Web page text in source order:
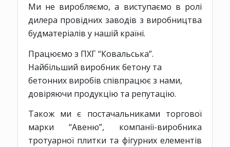
Ми не виробляємо, а виступаємо в ролі
дилера провідних заводів з виробництва
будматеріалів у нашій країні.
Працюємо з ПХГ “Ковальська”.
Найбільший виробник бетону та
бетонних виробів співпрацює з нами,
довіряючи продукцію та репутацію.
Також ми є постачальниками торгової
марки “Авеню”, компанії-виробника
тротуарної плитки та фігурних елементів